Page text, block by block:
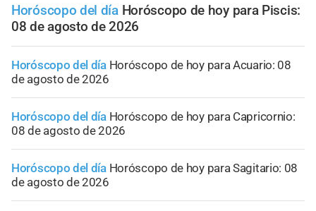
Horóscopo del día Horóscopo de hoy para Piscis:
08 de agosto de 2026
Horóscopo del día Horóscopo de hoy para Acuario: 08
de agosto de 2026
Horóscopo del día Horóscopo de hoy para Capricornio:
08 de agosto de 2026
Horóscopo del día Horóscopo de hoy para Sagitario: 08
de agosto de 2026